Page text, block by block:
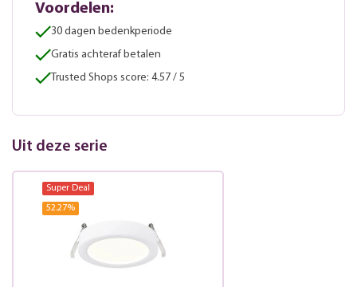
Voordelen:
30 dagen bedenkperiode
Gratis achteraf betalen
Trusted Shops score: 4.57 / 5
Uit deze serie
Super Deal
52.27%